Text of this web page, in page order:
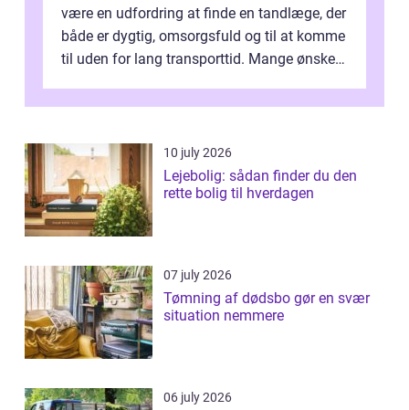
være en udfordring at finde en tandlæge, der
både er dygtig, omsorgsfuld og til at komme
til uden for lang transporttid. Mange ønsker
10 july 2026
Lejebolig: sådan finder du den
rette bolig til hverdagen
07 july 2026
Tømning af dødsbo gør en svær
situation nemmere
06 july 2026